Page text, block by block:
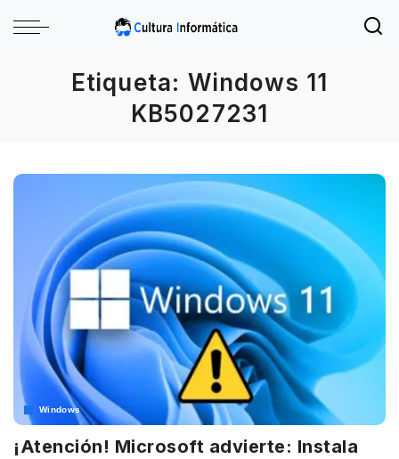
Etiqueta: Windows 11
KB5027231
Windows
¡Atención! Microsoft advierte: Instala